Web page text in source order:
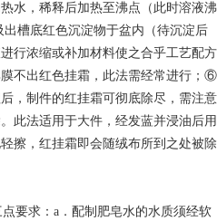
水，稀释后加热至沸点（此时溶液沸
槽底红色沉淀物于盆内（待沉淀后
行浓缩或补加材料使之合乎工艺配方
不出红色挂霜，此法需经常进行；⑥
，制件的红挂霜可彻底除尽，需注意
此法适用于大件，经发蓝并浸油后用
擦，红挂霜即会随绒布所到之处被除
要求：a．配制肥皂水的水质须经软